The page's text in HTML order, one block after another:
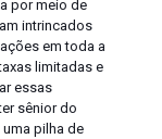
por meio de
intrincados
em toda a
limitadas e
essas
sênior do
pilha de